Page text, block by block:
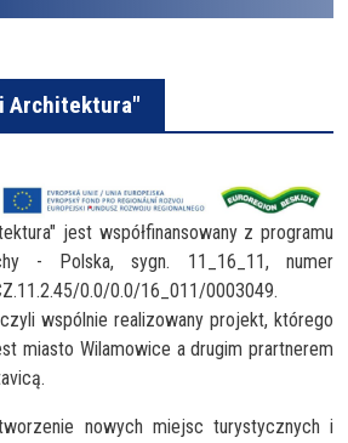
Architektura"
jest współfinansowany z programu
- Polska, sygn. 11_16_11, numer
0.0/0.0/16_011/0003049.
wspólnie realizowany projekt, którego
miasto Wilamowice a drugim prartnerem
nowych miejsc turystycznych i